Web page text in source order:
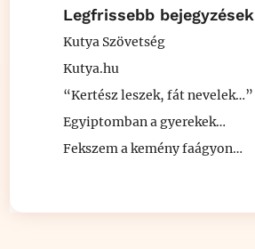
Legfrissebb bejegyzések
Kutya Szövetség
Kutya.hu
“Kertész leszek, fát nevelek…”
Egyiptomban a gyerekek…
Fekszem a kemény faágyon…